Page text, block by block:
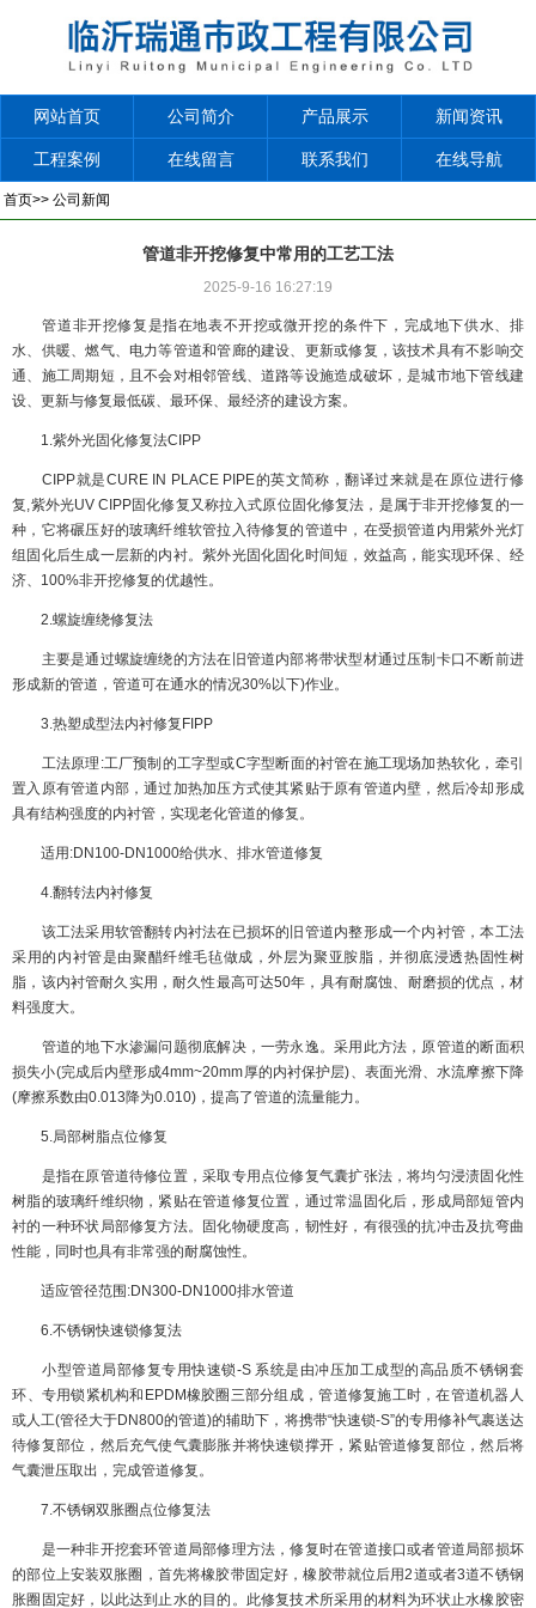
网站首页 公司简介 产品展示 新闻资讯
工程案例 在线留言 联系我们 在线导航
首页>> 公司新闻
管道非开挖修复中常用的工艺工法
2025-9-16 16:27:19
管道非开挖修复是指在地表不开挖或微开挖的条件下，完成地下供水、排
水、供暖、燃气、电力等管道和管廊的建设、更新或修复，该技术具有不影响交
通、施工周期短，且不会对相邻管线、道路等设施造成破坏，是城市地下管线建
设、更新与修复最低碳、最环保、最经济的建设方案。
1.紫外光固化修复法CIPP
CIPP就是CURE IN PLACE PIPE的英文简称，翻译过来就是在原位进行修
复,紫外光UV CIPP固化修复又称拉入式原位固化修复法，是属于非开挖修复的一
种，它将碾压好的玻璃纤维软管拉入待修复的管道中，在受损管道内用紫外光灯
组固化后生成一层新的内衬。紫外光固化固化时间短，效益高，能实现环保、经
济、100%非开挖修复的优越性。
2.螺旋缠绕修复法
主要是通过螺旋缠绕的方法在旧管道内部将带状型材通过压制卡口不断前进
形成新的管道，管道可在通水的情况30%以下)作业。
3.热塑成型法内衬修复FIPP
工法原理:工厂预制的工字型或C字型断面的衬管在施工现场加热软化，牵引
置入原有管道内部，通过加热加压方式使其紧贴于原有管道内壁，然后冷却形成
具有结构强度的内衬管，实现老化管道的修复。
适用:DN100-DN1000给供水、排水管道修复
4.翻转法内衬修复
该工法采用软管翻转内衬法在已损坏的旧管道内整形成一个内衬管，本工法
采用的内衬管是由聚醋纤维毛毡做成，外层为聚亚胺脂，并彻底浸透热固性树
脂，该内衬管耐久实用，耐久性最高可达50年，具有耐腐蚀、耐磨损的优点，材
料强度大。
管道的地下水渗漏问题彻底解决，一劳永逸。采用此方法，原管道的断面积
损失小(完成后内壁形成4mm~20mm厚的内衬保护层)、表面光滑、水流摩擦下降
(摩擦系数由0.013降为0.010)，提高了管道的流量能力。
5.局部树脂点位修复
是指在原管道待修位置，采取专用点位修复气囊扩张法，将均匀浸渍固化性
树脂的玻璃纤维织物，紧贴在管道修复位置，通过常温固化后，形成局部短管内
衬的一种环状局部修复方法。固化物硬度高，韧性好，有很强的抗冲击及抗弯曲
性能，同时也具有非常强的耐腐蚀性。
适应管径范围:DN300-DN1000排水管道
6.不锈钢快速锁修复法
小型管道局部修复专用快速锁-S 系统是由冲压加工成型的高品质不锈钢套
环、专用锁紧机构和EPDM橡胶圈三部分组成，管道修复施工时，在管道机器人
或人工(管径大于DN800的管道)的辅助下，将携带“快速锁-S”的专用修补气裹送达
待修复部位，然后充气使气囊膨胀并将快速锁撑开，紧贴管道修复部位，然后将
气囊泄压取出，完成管道修复。
7.不锈钢双胀圈点位修复法
是一种非开挖套环管道局部修理方法，修复时在管道接口或者管道局部损坏
的部位上安装双胀圈，首先将橡胶带固定好，橡胶带就位后用2道或者3道不锈钢
胀圈固定好，以此达到止水的目的。此修复技术所采用的材料为环状止水橡胶密